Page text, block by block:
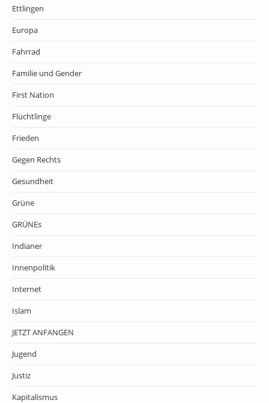
Ettlingen
Europa
Fahrrad
Familie und Gender
First Nation
Flüchtlinge
Frieden
Gegen Rechts
Gesundheit
Grüne
GRÜNEs
Indianer
Innenpolitik
Internet
Islam
JETZT ANFANGEN
Jugend
Justiz
Kapitalismus